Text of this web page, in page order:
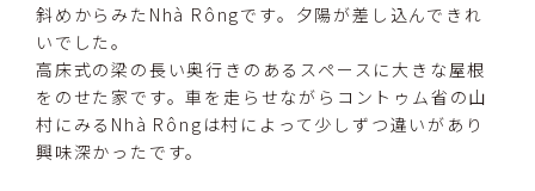
斜めからみたNhà Rôngです。夕陽が差し込んできれ
いでした。
高床式の梁の長い奥行きのあるスペースに大きな屋根
をのせた家です。車を走らせながらコントゥム省の山
村にみるNhà Rôngは村によって少しずつ違いがあり
興味深かったです。